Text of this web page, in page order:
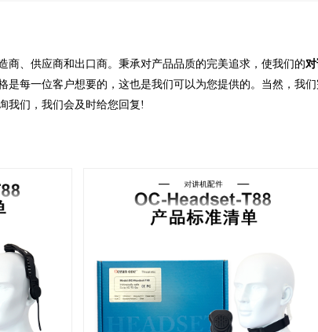
商、供应商和出口商。秉承对产品品质的完美追求，使我们的
是每一位客户想要的，这也是我们可以为您提供的。当然，我
我们，我们会及时给您回复!